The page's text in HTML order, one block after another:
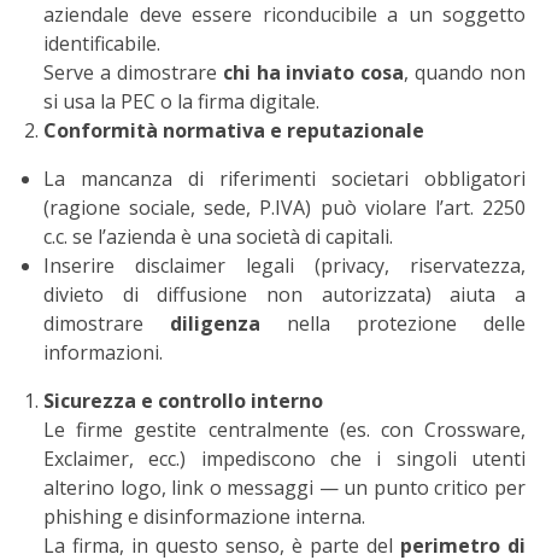
aziendale deve essere riconducibile a un soggetto
identificabile.
Serve a dimostrare chi ha inviato cosa, quando non
si usa la PEC o la firma digitale.
Conformità normativa e reputazionale
La mancanza di riferimenti societari obbligatori
(ragione sociale, sede, P.IVA) può violare l’art. 2250
c.c. se l’azienda è una società di capitali.
Inserire disclaimer legali (privacy, riservatezza,
divieto di diffusione non autorizzata) aiuta a
dimostrare diligenza nella protezione delle
informazioni.
Sicurezza e controllo interno
Le firme gestite centralmente (es. con Crossware,
Exclaimer, ecc.) impediscono che i singoli utenti
alterino logo, link o messaggi — un punto critico per
phishing e disinformazione interna.
La firma, in questo senso, è parte del perimetro di